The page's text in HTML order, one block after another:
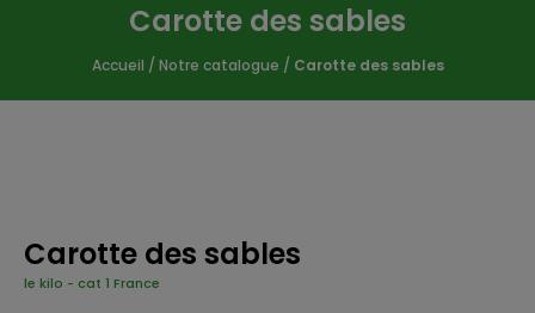
Carotte des sables
Accueil / Notre catalogue / Carotte des sables
Carotte des sables
le kilo - cat 1 France